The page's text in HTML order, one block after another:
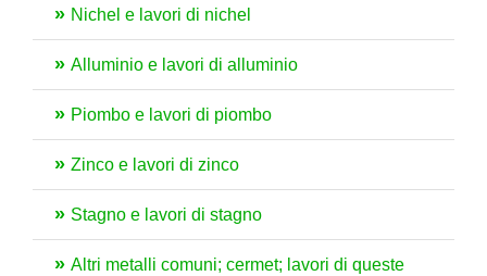
Nichel e lavori di nichel
Alluminio e lavori di alluminio
Piombo e lavori di piombo
Zinco e lavori di zinco
Stagno e lavori di stagno
Altri metalli comuni; cermet; lavori di queste